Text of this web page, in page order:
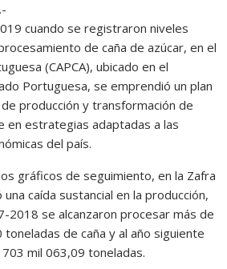
cuando se registraron niveles
de caña de azúcar, en el
(CAPCA), ubicado en el
Portuguesa, se emprendió un plan
producción y transformación de
en estrategias adaptadas a las
del país.
gráficos de seguimiento, en la Zafra
caída sustancial en la producción,
2018 se alcanzaron procesar más de
de caña y al año siguiente
mil 063,09 toneladas.